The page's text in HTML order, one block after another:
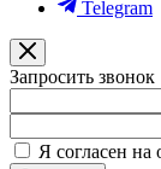
Telegram
Запросить звонок
Я согласен на